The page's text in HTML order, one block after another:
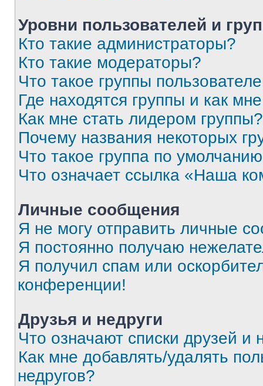
Уровни пользователей и
Кто такие администраторы?
Кто такие модераторы?
Что такое группы
Где находятся группы и как
Как мне стать лидером группы?
Почему названия некоторых
Что такое группа по
Что означает ссылка «Наша
Личные сообщения
Я не могу отправить личные
Я постоянно получаю
Я получил спам или
конференции!
Друзья и недруги
Что означают списки друзей и
Как мне добавлять/удалять
недругов?